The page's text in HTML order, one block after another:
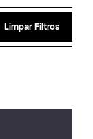
Limpar Filtros